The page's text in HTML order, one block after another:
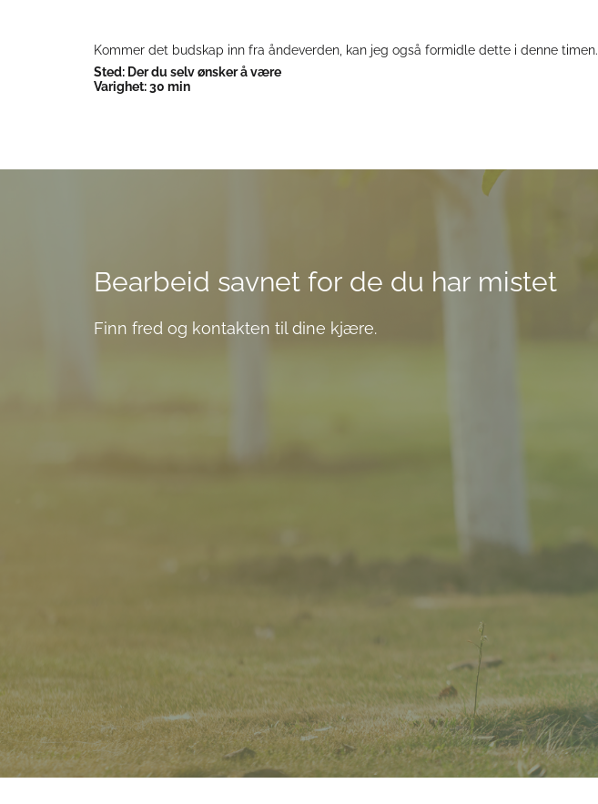
Kommer det budskap inn fra åndeverden, kan jeg også formidle dette i denne timen.
Sted: Der du selv ønsker å være
Varighet: 30 min
Bearbeid savnet for de du har mistet
Finn fred og kontakten til dine kjære.